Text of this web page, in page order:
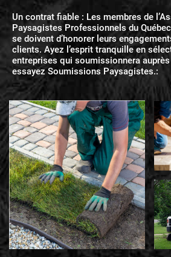
Un contrat fiable : Les membres de
Paysagistes Professionnels du
se doivent d’honorer leurs
clients. Ayez l’esprit tranquille en
entreprises qui soumissionnera
essayez Soumissions Paysagistes.: